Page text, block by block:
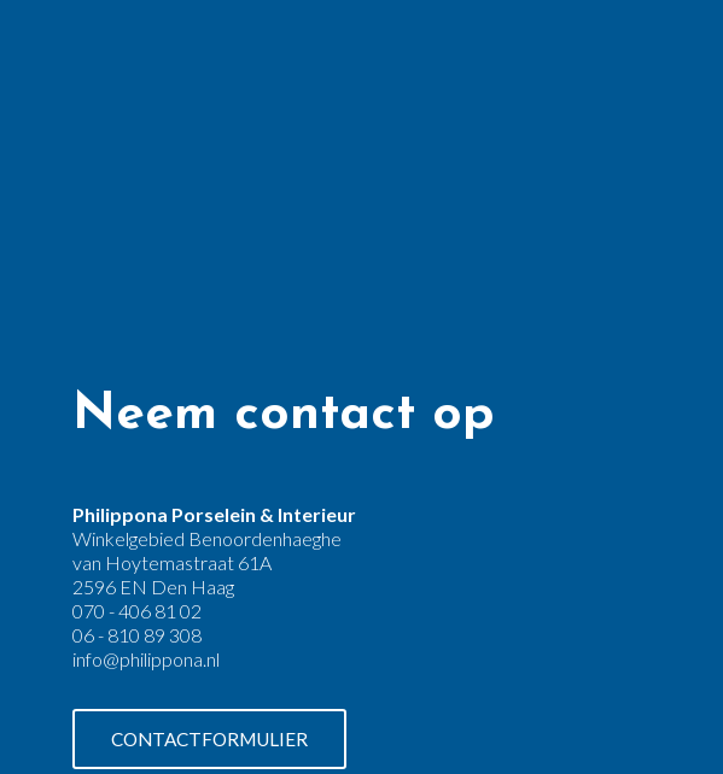
Neem contact op
Philippona Porselein & Interieur
Winkelgebied Benoordenhaeghe
van Hoytemastraat 61A
2596 EN Den Haag
070 - 406 81 02
06 - 810 89 308
info@philippona.nl
CONTACTFORMULIER